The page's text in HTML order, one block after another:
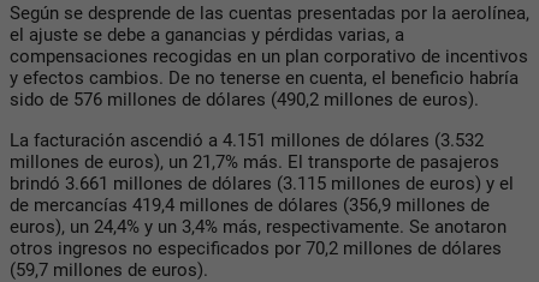
Según se desprende de las cuentas presentadas por la aerolínea,
el ajuste se debe a ganancias y pérdidas varias, a
compensaciones recogidas en un plan corporativo de incentivos
y efectos cambios. De no tenerse en cuenta, el beneficio habría
sido de 576 millones de dólares (490,2 millones de euros).
La facturación ascendió a 4.151 millones de dólares (3.532
millones de euros), un 21,7% más. El transporte de pasajeros
brindó 3.661 millones de dólares (3.115 millones de euros) y el
de mercancías 419,4 millones de dólares (356,9 millones de
euros), un 24,4% y un 3,4% más, respectivamente. Se anotaron
otros ingresos no especificados por 70,2 millones de dólares
(59,7 millones de euros).